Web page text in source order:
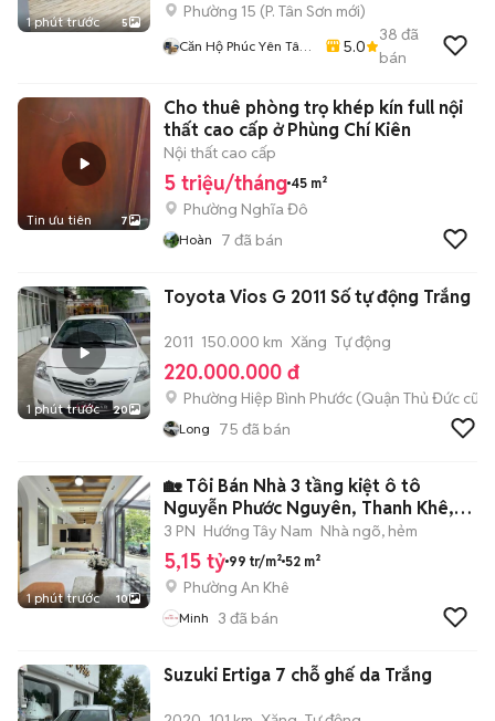
1 phút trước 5
Phường 15 (P. Tân Sơn mới)
Căn Hộ Phúc Yên Tân
5.0
38 đã
bán
Tin ưu tiên 7
Cho thuê phòng trọ khép kín full nội
thất cao cấp ở Phùng Chí Kiên
Nội thất cao cấp
5 triệu/tháng 45 m²
Phường Nghĩa Đô
Hoàn 7 đã bán
1 phút trước 20
Toyota Vios G 2011 Số tự động Trắng
2011 150.000 km Xăng Tự động
220.000.000 đ
Phường Hiệp Bình Phước (Quận Thủ Đức cũ)
Long 75 đã bán
1 phút trước 10
🏡 Tôi Bán Nhà 3 tầng kiệt ô tô
Nguyễn Phước Nguyên, Thanh Khê,
Đà Nẵng
3 PN Hướng Tây Nam Nhà ngõ, hẻm
5,15 tỷ 99 tr/m² 52 m²
Phường An Khê
Minh 3 đã bán
Suzuki Ertiga 7 chỗ ghế da Trắng